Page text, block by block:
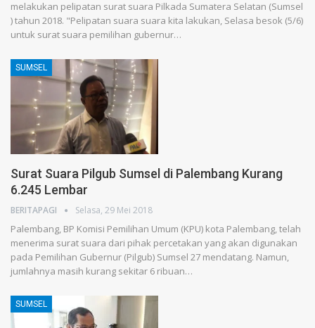
melakukan pelipatan surat suara Pilkada Sumatera Selatan (Sumsel
) tahun 2018. "Pelipatan suara suara kita lakukan, Selasa besok (5/6)
untuk surat suara pemilihan gubernur…
SUMSEL
Surat Suara Pilgub Sumsel di Palembang Kurang
6.245 Lembar
BERITAPAGI Selasa, 29 Mei 2018
Palembang, BP Komisi Pemilihan Umum (KPU) kota Palembang, telah
menerima surat suara dari pihak percetakan yang akan digunakan
pada Pemilihan Gubernur (Pilgub) Sumsel 27 mendatang. Namun,
jumlahnya masih kurang sekitar 6 ribuan…
SUMSEL